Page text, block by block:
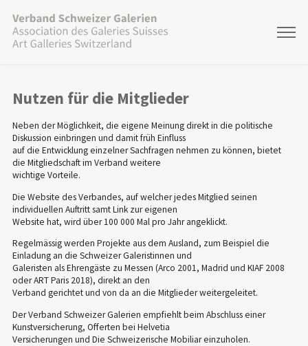
Nutzen für die Mitglieder
Neben der Möglichkeit, die eigene Meinung direkt in die politische
Diskussion einbringen und damit früh Einfluss
auf die Entwicklung einzelner Sachfragen nehmen zu können, bietet
die Mitgliedschaft im Verband weitere
wichtige Vorteile.
Die Website des Verbandes, auf welcher jedes Mitglied seinen
individuellen Auftritt samt Link zur eigenen
Website hat, wird über 100 000 Mal pro Jahr angeklickt.
Regelmässig werden Projekte aus dem Ausland, zum Beispiel die
Einladung an die Schweizer Galeristinnen und
Galeristen als Ehrengäste zu Messen (Arco 2001, Madrid und KIAF 2008
oder ART Paris 2018), direkt an den
Verband gerichtet und von da an die Mitglieder weitergeleitet.
Der Verband Schweizer Galerien empfiehlt beim Abschluss einer
Kunstversicherung, Offerten bei Helvetia
Versicherungen und Die Schweizerische Mobiliar einzuholen.